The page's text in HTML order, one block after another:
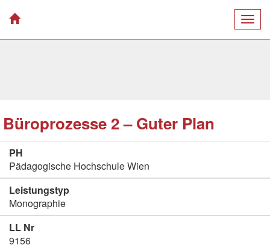
Büroprozesse 2 – Guter Plan
PH
Pädagogische Hochschule Wien
Leistungstyp
Monographie
LL Nr
9156